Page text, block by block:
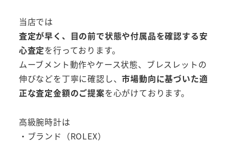
当店では
査定が早く、目の前で状態や付属品を確認する安
心査定を行っております。
ムーブメント動作やケース状態、ブレスレットの
伸びなどを丁寧に確認し、市場動向に基づいた適
正な査定金額のご提案を心がけております。
高級腕時計は
・ブランド（ROLEX）